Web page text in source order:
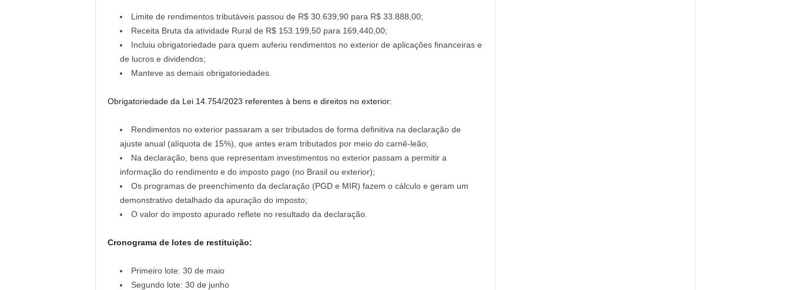
Limite de rendimentos tributáveis passou de R$ 30.639,90 para R$ 33.888,00;
Receita Bruta da atividade Rural de R$ 153.199,50 para 169,440,00;
Incluiu obrigatoriedade para quem auferiu rendimentos no exterior de aplicações financeiras e
de lucros e dividendos;
Manteve as demais obrigatoriedades.
Obrigatoriedade da Lei 14.754/2023 referentes à bens e direitos no exterior:
Rendimentos no exterior passaram a ser tributados de forma definitiva na declaração de
ajuste anual (alíquota de 15%), que antes eram tributados por meio do carnê-leão;
Na declaração, bens que representam investimentos no exterior passam a permitir a
informação do rendimento e do imposto pago (no Brasil ou exterior);
Os programas de preenchimento da declaração (PGD e MIR) fazem o cálculo e geram um
demonstrativo detalhado da apuração do imposto;
O valor do imposto apurado reflete no resultado da declaração.
Cronograma de lotes de restituição:
Primeiro lote: 30 de maio
Segundo lote: 30 de junho